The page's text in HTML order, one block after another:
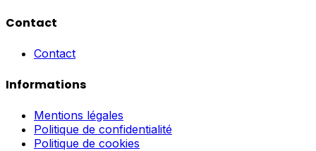
Contact
Contact
Informations
Mentions légales
Politique de confidentialité
Politique de cookies